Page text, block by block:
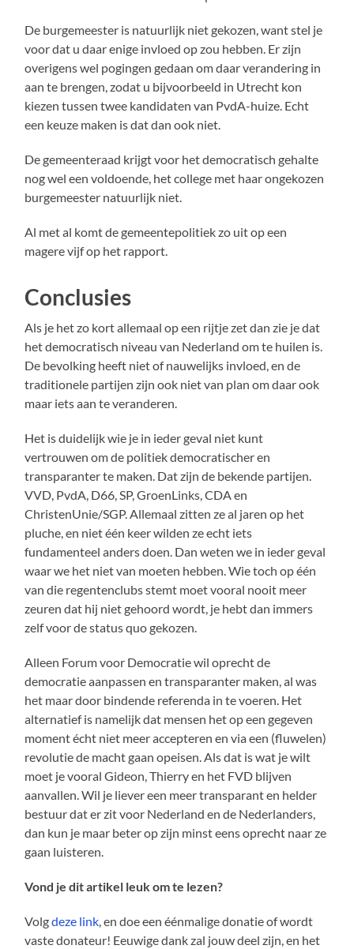
De burgemeester is natuurlijk niet gekozen, want stel je
voor dat u daar enige invloed op zou hebben. Er zijn
overigens wel pogingen gedaan om daar verandering in
aan te brengen, zodat u bijvoorbeeld in Utrecht kon
kiezen tussen twee kandidaten van PvdA-huize. Echt
een keuze maken is dat dan ook niet.
De gemeenteraad krijgt voor het democratisch gehalte
nog wel een voldoende, het college met haar ongekozen
burgemeester natuurlijk niet.
Al met al komt de gemeentepolitiek zo uit op een
magere vijf op het rapport.
Conclusies
Als je het zo kort allemaal op een rijtje zet dan zie je dat
het democratisch niveau van Nederland om te huilen is.
De bevolking heeft niet of nauwelijks invloed, en de
traditionele partijen zijn ook niet van plan om daar ook
maar iets aan te veranderen.
Het is duidelijk wie je in ieder geval niet kunt
vertrouwen om de politiek democratischer en
transparanter te maken. Dat zijn de bekende partijen.
VVD, PvdA, D66, SP, GroenLinks, CDA en
ChristenUnie/SGP. Allemaal zitten ze al jaren op het
pluche, en niet één keer wilden ze echt iets
fundamenteel anders doen. Dan weten we in ieder geval
waar we het niet van moeten hebben. Wie toch op één
van die regentenclubs stemt moet vooral nooit meer
zeuren dat hij niet gehoord wordt, je hebt dan immers
zelf voor de status quo gekozen.
Alleen Forum voor Democratie wil oprecht de
democratie aanpassen en transparanter maken, al was
het maar door bindende referenda in te voeren. Het
alternatief is namelijk dat mensen het op een gegeven
moment écht niet meer accepteren en via een (fluwelen)
revolutie de macht gaan opeisen. Als dat is wat je wilt
moet je vooral Gideon, Thierry en het FVD blijven
aanvallen. Wil je liever een meer transparant en helder
bestuur dat er zit voor Nederland en de Nederlanders,
dan kun je maar beter op zijn minst eens oprecht naar ze
gaan luisteren.
Vond je dit artikel leuk om te lezen?
Volgdeze link, en doe een éénmalige donatie of wordt
vaste donateur! Eeuwige dank zal jouw deel zijn, en het